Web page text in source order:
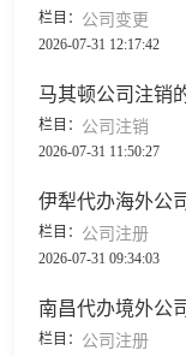
栏目： 公司变更
2026-07-31 12:17:42
马其顿公司注销
栏目： 公司注销
2026-07-31 11:50:27
伊犁代办海外公
栏目： 公司注册
2026-07-31 09:34:03
南昌代办境外公
栏目： 公司注册